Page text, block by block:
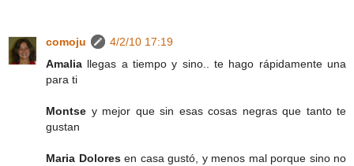
comoju
4/2/10 17:19
Amalia llegas a tiempo y sino.. te hago rápidamente una
para ti
Montse y mejor que sin esas cosas negras que tanto te
gustan
Maria Dolores en casa gustó, y menos mal porque sino no